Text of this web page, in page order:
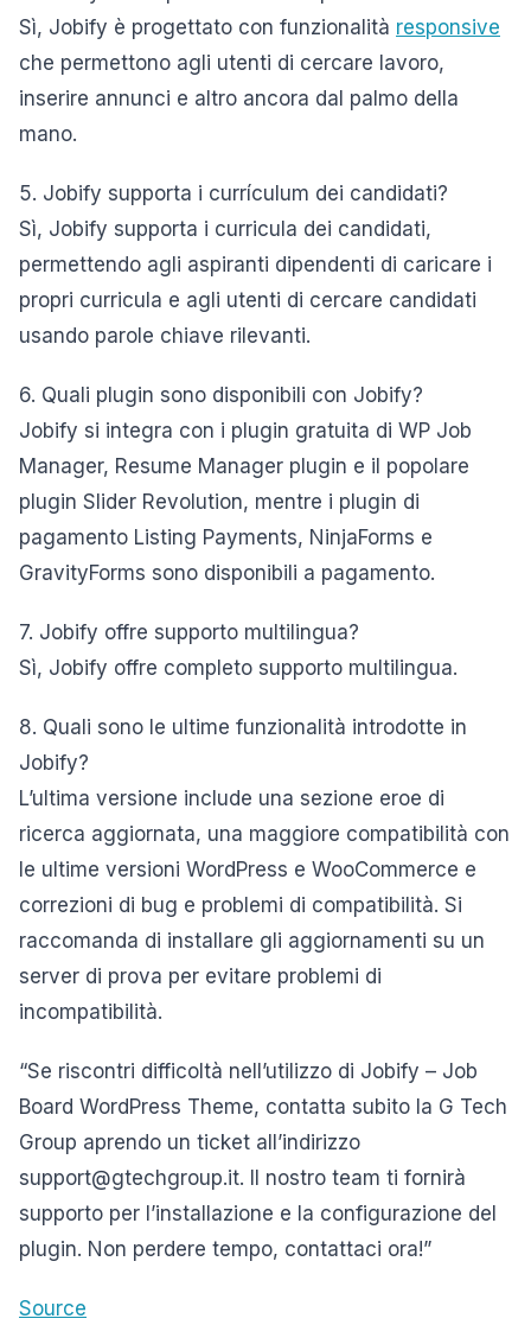
Sì, Jobify è progettato con funzionalità responsive
che permettono agli utenti di cercare lavoro,
inserire annunci e altro ancora dal palmo della
mano.
5. Jobify supporta i currículum dei candidati?
Sì, Jobify supporta i curricula dei candidati,
permettendo agli aspiranti dipendenti di caricare i
propri curricula e agli utenti di cercare candidati
usando parole chiave rilevanti.
6. Quali plugin sono disponibili con Jobify?
Jobify si integra con i plugin gratuita di WP Job
Manager, Resume Manager plugin e il popolare
plugin Slider Revolution, mentre i plugin di
pagamento Listing Payments, NinjaForms e
GravityForms sono disponibili a pagamento.
7. Jobify offre supporto multilingua?
Sì, Jobify offre completo supporto multilingua.
8. Quali sono le ultime funzionalità introdotte in
Jobify?
L’ultima versione include una sezione eroe di
ricerca aggiornata, una maggiore compatibilità con
le ultime versioni WordPress e WooCommerce e
correzioni di bug e problemi di compatibilità. Si
raccomanda di installare gli aggiornamenti su un
server di prova per evitare problemi di
incompatibilità.
“Se riscontri difficoltà nell’utilizzo di Jobify – Job
Board WordPress Theme, contatta subito la G Tech
Group aprendo un ticket all’indirizzo
support@gtechgroup.it. Il nostro team ti fornirà
supporto per l’installazione e la configurazione del
plugin. Non perdere tempo, contattaci ora!”
Source